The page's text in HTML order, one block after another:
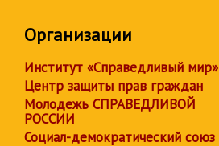
Организации
Институт «Справедливый мир»
Центр защиты прав граждан
Молодежь СПРАВЕДЛИВОЙ
РОССИИ
Социал-демократический союз